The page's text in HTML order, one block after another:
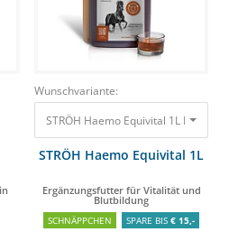
Wunschvariante:
STRÖH Haemo Equivital 1L
STRÖH Haemo Equivital 1L
Ergänzungsfutter für Vitalität und
Blutbildung
SCHNÄPPCHEN SPARE BIS € 15,-